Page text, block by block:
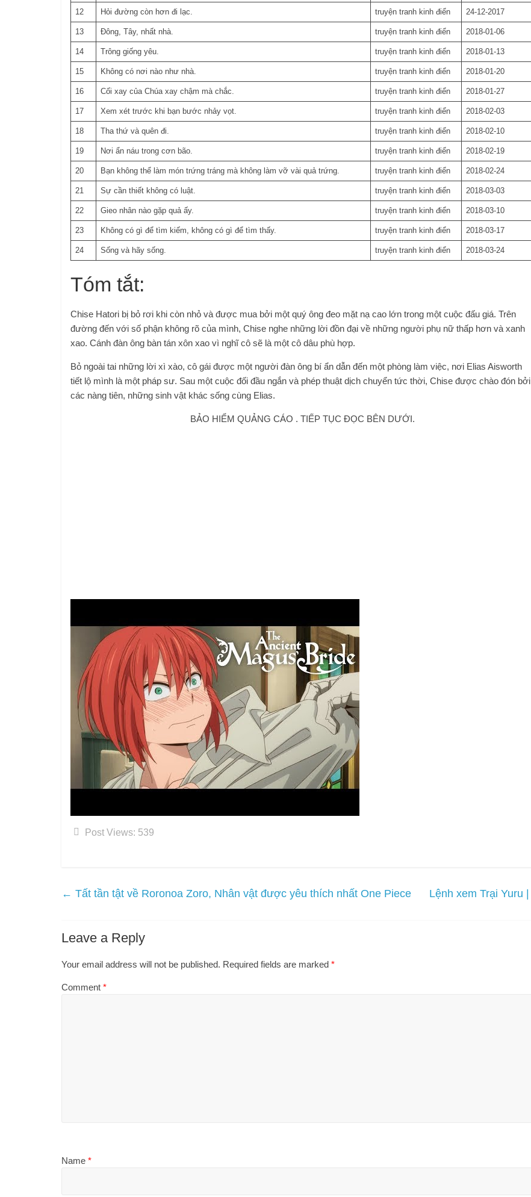
12 Hỏi đường còn hơn đi lạc. truyện tranh kinh điển 24-12-2017
13 Đông, Tây, nhất nhà. truyện tranh kinh điển 2018-01-06
14 Trông giống yêu. truyện tranh kinh điển 2018-01-13
15 Không có nơi nào như nhà. truyện tranh kinh điển 2018-01-20
16 Cối xay của Chúa xay chậm mà chắc. truyện tranh kinh điển 2018-01-27
17 Xem xét trước khi bạn bước nhảy vọt. truyện tranh kinh điển 2018-02-03
18 Tha thứ và quên đi. truyện tranh kinh điển 2018-02-10
19 Nơi ẩn náu trong cơn bão. truyện tranh kinh điển 2018-02-19
20 Bạn không thể làm món trứng tráng mà không làm vỡ vài quả trứng. truyện tranh kinh điển 2018-02-24
21 Sự cần thiết không có luật. truyện tranh kinh điển 2018-03-03
22 Gieo nhân nào gặp quả ấy. truyện tranh kinh điển 2018-03-10
23 Không có gì để tìm kiếm, không có gì để tìm thấy. truyện tranh kinh điển 2018-03-17
24 Sống và hãy sống. truyện tranh kinh điển 2018-03-24
Tóm tắt:
Chise Hatori bị bỏ rơi khi còn nhỏ và được mua bởi một quý ông đeo mặt nạ cao lớn trong một cuộc đấu giá. Trên
đường đến với số phận không rõ của mình, Chise nghe những lời đồn đại về những người phụ nữ thấp hơn và xanh
xao. Cánh đàn ông bàn tán xôn xao vì nghĩ cô sẽ là một cô dâu phù hợp.
Bỏ ngoài tai những lời xì xào, cô gái được một người đàn ông bí ẩn dẫn đến một phòng làm việc, nơi Elias Aisworth
tiết lộ mình là một pháp sư. Sau một cuộc đối đầu ngắn và phép thuật dịch chuyển tức thời, Chise được chào đón bởi
các nàng tiên, những sinh vật khác sống cùng Elias.
BẢO HIỂM QUẢNG CÁO . TIẾP TỤC ĐỌC BÊN DƯỚI.
Post Views: 539
← Tất tần tật về Roronoa Zoro, Nhân vật được yêu thích nhất One Piece Lệnh xem Trại Yuru |
Leave a Reply
Your email address will not be published. Required fields are marked *
Comment *
Name *